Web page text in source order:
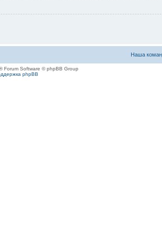
Наша
Forum Software © phpBB Group
phpBB